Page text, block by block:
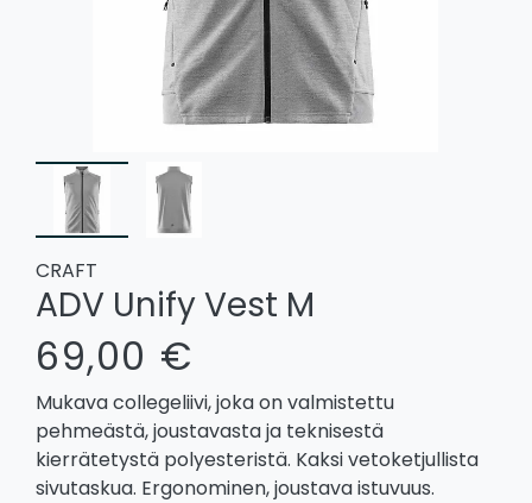
CRAFT
ADV Unify Vest M
69,00 €
Mukava collegeliivi, joka on valmistettu
pehmeästä, joustavasta ja teknisestä
kierrätetystä polyesteristä. Kaksi vetoketjullista
sivutaskua. Ergonominen, joustava istuvuus.